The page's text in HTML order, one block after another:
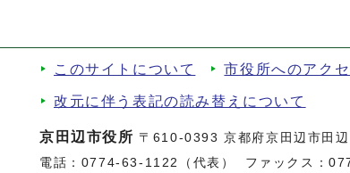
このサイトについて 市役所へのアクセ
改元に伴う表記の読み替えについて
京田辺市役所 〒610-0393 京都府京田辺市田
電話： 0774-63-1122（代表） ファックス：